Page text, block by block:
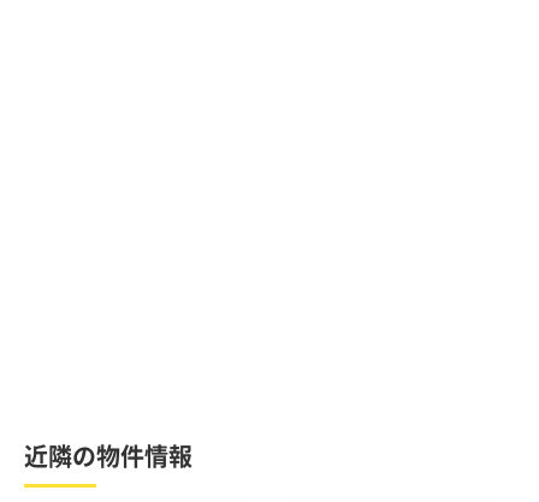
近隣の物件情報